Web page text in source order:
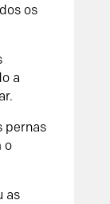
os
a
pernas
o
as